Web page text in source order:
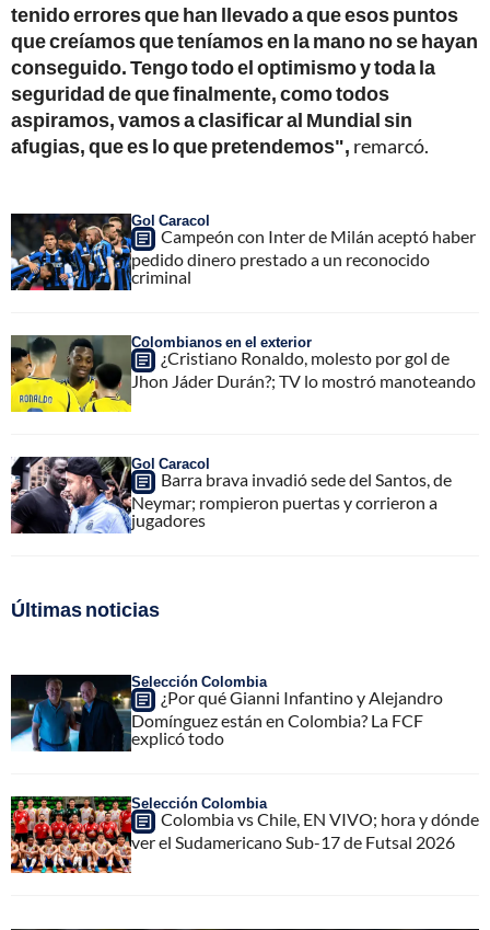
tenido errores que han llevado a que esos puntos
que creíamos que teníamos en la mano no se hayan
conseguido. Tengo todo el optimismo y toda la
seguridad de que finalmente, como todos
aspiramos, vamos a clasificar al Mundial sin
afugias, que es lo que pretendemos", remarcó.
Gol Caracol
Campeón con Inter de Milán aceptó haber
pedido dinero prestado a un reconocido
criminal
Colombianos en el exterior
¿Cristiano Ronaldo, molesto por gol de
Jhon Jáder Durán?; TV lo mostró manoteando
Gol Caracol
Barra brava invadió sede del Santos, de
Neymar; rompieron puertas y corrieron a
jugadores
Últimas noticias
Selección Colombia
¿Por qué Gianni Infantino y Alejandro
Domínguez están en Colombia? La FCF
explicó todo
Selección Colombia
Colombia vs Chile, EN VIVO; hora y dónde
ver el Sudamericano Sub-17 de Futsal 2026